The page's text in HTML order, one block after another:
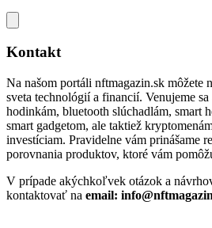
Kontakt
Na našom portáli nftmagazin.sk môžete
sveta technológií a financií. Venujeme
hodinkám, bluetooth slúchadlám, smart
smart gadgetom, ale taktiež
investíciam. Pravidelne vám prinášame
porovnania produktov, ktoré vám
V prípade akýchkoľvek otázok a
kontaktovať na email: